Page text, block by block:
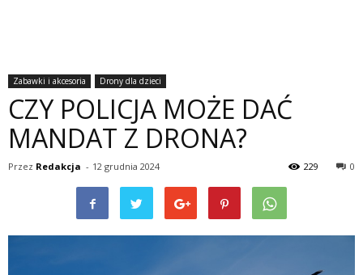
Zabawki i akcesoria Drony dla dzieci
CZY POLICJA MOŻE DAĆ
MANDAT Z DRONA?
Przez Redakcja - 12 grudnia 2024 0
229